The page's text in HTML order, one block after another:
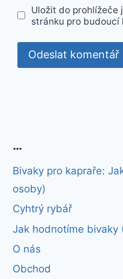
Uložit do prohlížeče
stránku pro budoucí
…
Bivaky pro kapraře:
osoby)
Cyhtrý rybář
Jak hodnotíme bivaky
O nás
Obchod